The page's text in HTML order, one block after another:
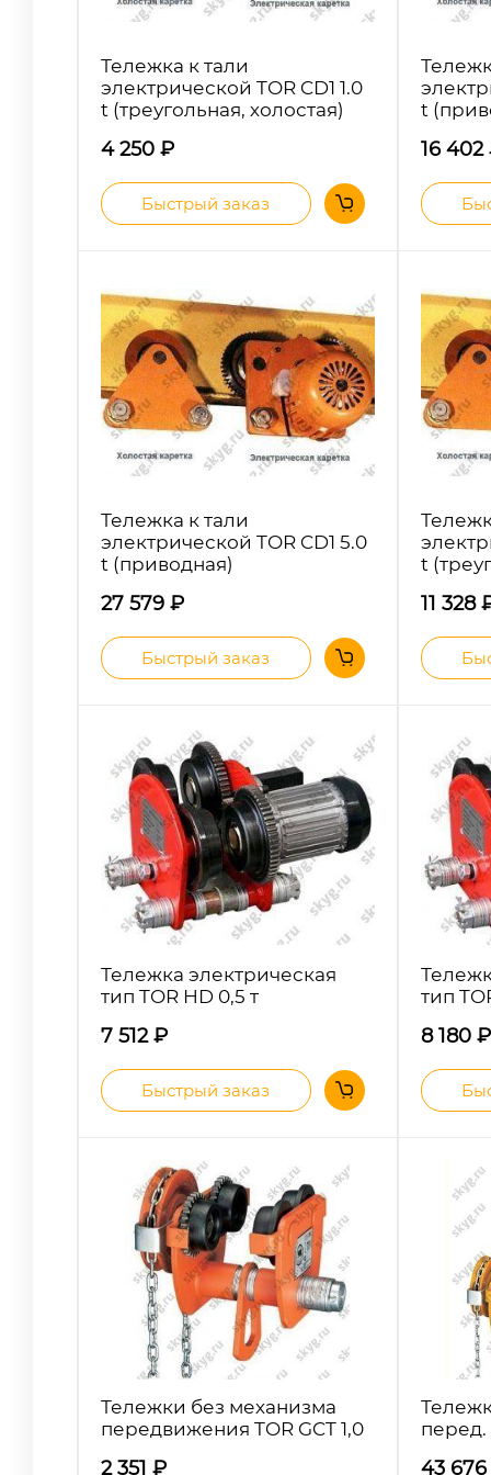
Тележка к тали
электрической TOR CD1 1.0
t (треугольная, холостая)
4 250 ₽
Быстрый заказ
t
16 402
Тележка к тали
электрической TOR CD1 5.0
t (приводная)
27 579 ₽
Быстрый заказ
t
11 328
Тележка электрическая
тип TOR HD 0,5 т
7 512₽
Быстрый заказ
тип
8 180 ₽
Тележки без механизма
передвижения TOR GCT 1,0
2 351 ₽
перед.
43 676